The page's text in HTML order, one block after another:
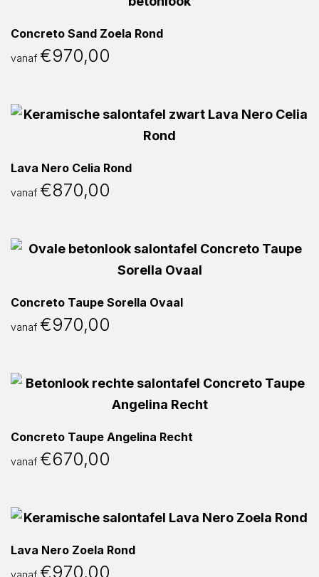
Concreto Sand Zoela Rond
vanaf €970,00
Lava Nero Celia Rond
vanaf €870,00
Concreto Taupe Sorella Ovaal
vanaf €970,00
Concreto Taupe Angelina Recht
vanaf €670,00
Lava Nero Zoela Rond
vanaf €970,00